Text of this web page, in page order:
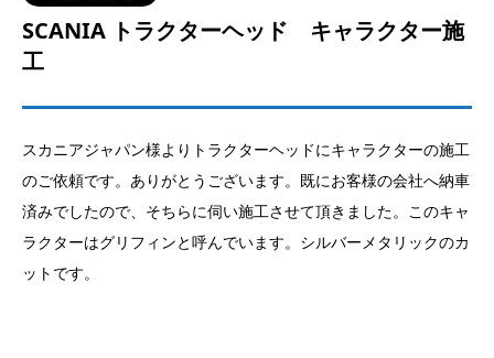
SCANIA トラクターヘッド キャラクター施
工
スカニアジャパン様よりトラクターヘッドにキャラクターの施工
のご依頼です。ありがとうございます。既にお客様の会社へ納車
済みでしたので、そちらに伺い施工させて頂きました。このキャ
ラクターはグリフィンと呼んでいます。シルバーメタリックのカ
ットです。